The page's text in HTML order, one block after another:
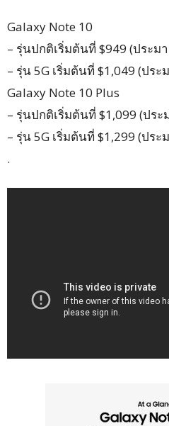
Galaxy Note 10
– รุ่นปกติเริ่มต้นที่ $949 (ประม
– รุ่น 5G เริ่มต้นที่ $1,049 (ปร
Galaxy Note 10 Plus
– รุ่นปกติเริ่มต้นที่ $1,099 (ปร
– รุ่น 5G เริ่มต้นที่ $1,299 (ปร
.